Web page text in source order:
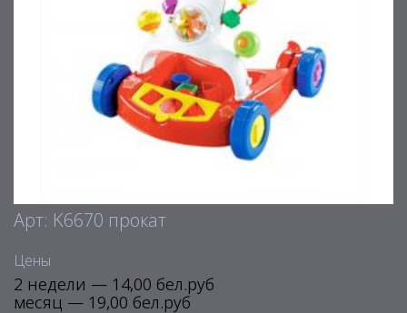
Арт: K6670 прокат
Цены
2 недели — 14,00 бел.руб
месяц — 19,00 бел.руб